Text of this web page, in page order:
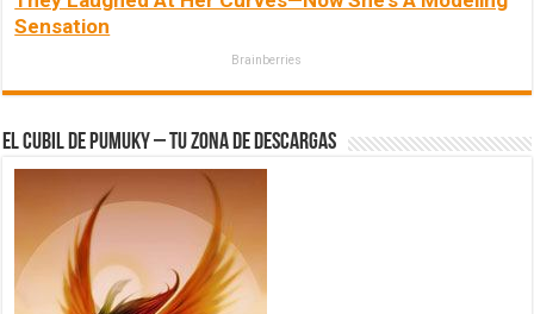
Sensation
Brainberries
El Cubil de Pumuky – Tu zona de Descargas